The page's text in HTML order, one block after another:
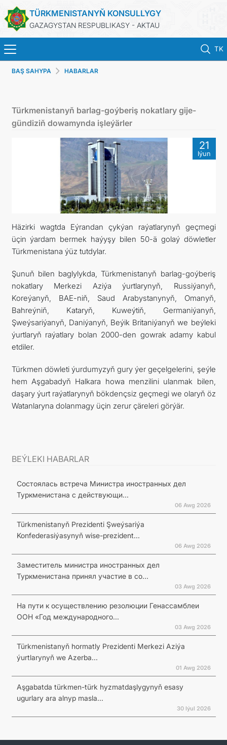
TÜRKMENISTANYŇ KONSULLYGY
GAZAGYSTAN RESPUBLIKASY - AKTAU
TK
BAŞ SAHYPA
TÜRKMENISTAN
KONSULLYK HYZMATLARY
DIM
KABUL EDILIŞIK
ARAGATNAŞYK
DYNÇ ALYŞ, BAÝRAMÇYLYK WE HATYRA GÜNLERI
BAŞ SAHYPA HABARLAR
Türkmenistanyň barlag-goýberiş nokatlary gije-
gündiziň dowamynda işleýärler
21
Iýun
Häzirki wagtda Eýrandan çykýan raýatlarynyň geçmegi
üçin ýardam bermek haýyşy bilen 50-ä golaý döwletler
Türkmenistana ýüz tutdylar.
Şunuň bilen baglylykda, Türkmenistanyň barlag-goýberiş
nokatlary Merkezi Aziýa ýurtlarynyň, Russiýanyň,
Koreýanyň, BAE-niň, Saud Arabystanynyň, Omanyň,
Bahreýniň, Kataryň, Kuweýtiň, Germaniýanyň,
Şweýsariýanyň, Daniýanyň, Beýik Britaniýanyň we beýleki
ýurtlaryň raýatlary bolan 2000-den gowrak adamy kabul
etdiler.
Türkmen döwleti ýurdumyzyň gury ýer geçelgelerini, şeýle
hem Aşgabadyň Halkara howa menzilini ulanmak bilen,
daşary ýurt raýatlarynyň bökdençsiz geçmegi we olaryň öz
Watanlaryna dolanmagy üçin zerur çäreleri görýär.
BEÝLEKI HABARLAR
Состоялась встреча Министра иностранных дел
Туркменистана с действующи...
06 Awg 2026
Türkmenistanyň Prezidenti Şweýsariýa
Konfederasiýasynyň wise-prezident...
06 Awg 2026
Заместитель министра иностранных дел
Туркменистана принял участие в со...
03 Awg 2026
На пути к осуществлению резолюции Генассамблеи
ООН «Год международного...
03 Awg 2026
Türkmenistanyň hormatly Prezidenti Merkezi Aziýa
ýurtlarynyň we Azerba...
01 Awg 2026
Aşgabatda türkmen-türk hyzmatdaşlygynyň esasy
ugurlary ara alnyp masla...
30 Iýul 2026